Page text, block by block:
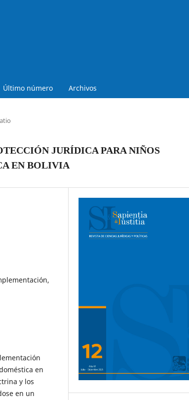
Último número Archivos
JURÍDICA PARA NIÑOS
EN BOLIVIA
en
y los
en un